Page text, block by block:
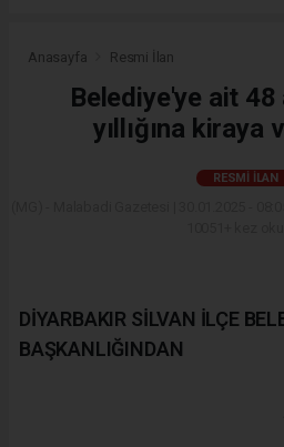
Anasayfa Resmi İlan
Belediye'ye ait
yıllığına kiraya
RESMI İLAN
DİYARBAKIR SİLVAN İLÇE
BAŞKANLIĞINDAN